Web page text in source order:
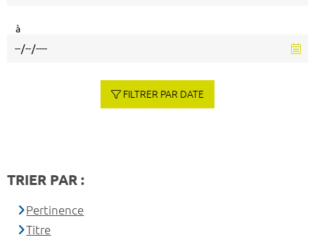
à
FILTRER PAR DATE
TRIER PAR :
Pertinence
Titre